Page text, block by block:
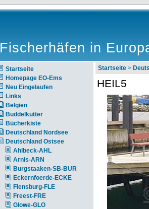
Fischerhäfen in
Startseite
Homepage EO-Ems
Neu Eingelaufen
Links
Belgien
Buddelkutter
Bücherkiste
Deutschland Nordsee
Deutschland Ostsee
Ahlbeck-AHL
Arnis-ARN
Burgstaaken-SB-BUR
Eckernfoerde-ECKE
Flensburg-FLE
Freest-FRE
Glowe-GLO
Startseite >
HEIL5